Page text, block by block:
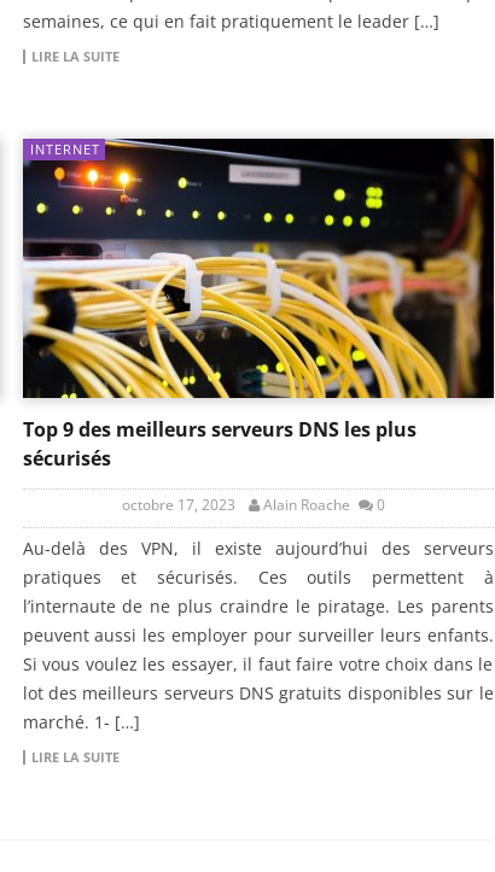
semaines, ce qui en fait pratiquement le leader […]
LIRE LA SUITE
INTERNET
Top 9 des meilleurs serveurs DNS les plus
sécurisés
octobre 17, 2023 Alain Roache 0
Au-delà des VPN, il existe aujourd’hui des serveurs
pratiques et sécurisés. Ces outils permettent à
l’internaute de ne plus craindre le piratage. Les parents
peuvent aussi les employer pour surveiller leurs enfants.
Si vous voulez les essayer, il faut faire votre choix dans le
lot des meilleurs serveurs DNS gratuits disponibles sur le
marché. 1- […]
LIRE LA SUITE